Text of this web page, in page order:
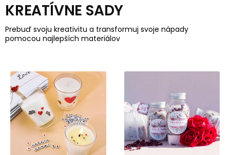
KREATÍVNE SADY
Prebuď svoju kreativitu a transformuj svoje nápady
pomocou najlepších materiálov